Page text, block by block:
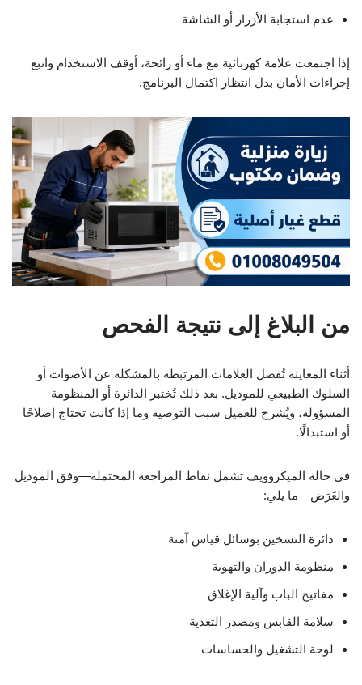
عدم استجابة الأزرار أو الشاشة
إذا اجتمعت علامة كهربائية مع ماء أو رائحة، أوقف الاستخدام واتبع
إجراءات الأمان بدل انتظار اكتمال البرنامج.
من البلاغ إلى نتيجة الفحص
أثناء المعاينة تُفصل العلامات المرتبطة بالمشكلة عن الأصوات أو
السلوك الطبيعي للموديل. بعد ذلك تُختبر الدائرة أو المنظومة
المسؤولة، ويُشرح للعميل سبب التوصية وما إذا كانت تحتاج إصلاحًا
أو استبدالًا.
في حالة الميكروويف تشمل نقاط المراجعة المحتملة—وفق الموديل
والعَرَض—ما يلي:
دائرة التسخين بوسائل قياس آمنة
منظومة الدوران والتهوية
مفاتيح الباب وآلية الإغلاق
سلامة القابس ومصدر التغذية
لوحة التشغيل والحساسات